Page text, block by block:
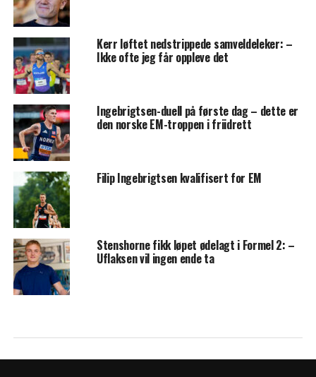
Kerr løftet nedstrippede samveldeleker: –
Ikke ofte jeg får oppleve det
Ingebrigtsen-duell på første dag – dette er
den norske EM-troppen i friidrett
Filip Ingebrigtsen kvalifisert for EM
Stenshorne fikk løpet ødelagt i Formel 2: –
Uflaksen vil ingen ende ta